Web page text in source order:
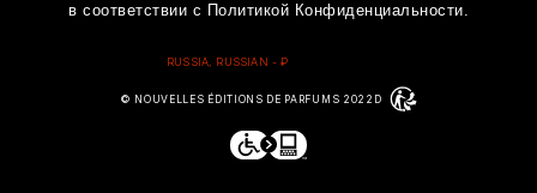
в соответствии с Политикой Конфиденциальности.
© NOUVELLES ÉDITIONS DE PARFUMS 2022D